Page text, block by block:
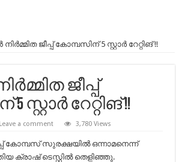
ജീപ്പ് കോമ്പസിന് 5 സ്റ്റാർ റേറ്റിങ് !!
ജീപ്പ്
സ്റ്റാർ റേറ്റിങ് !!
Leave a comment 3,780 Views
കോമ്പസ് സുരക്ഷയിൽ ഒന്നാമനെന്ന്
ക്രാഷ് ടെസ്റ്റിൽ തെളിഞ്ഞു.